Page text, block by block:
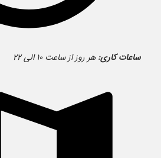
ساعات کاری: هر روز از ساعت ۱۰ الی ۲۲